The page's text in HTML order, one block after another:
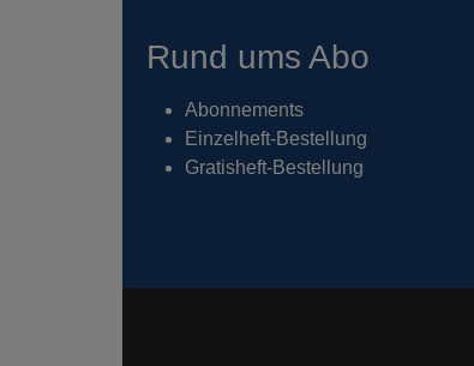
Rund ums Abo
Abonnements
Einzelheft-Bestellung
Gratisheft-Bestellung